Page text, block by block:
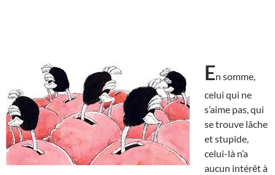
En somme,
celui qui ne
s’aime pas, qui
se trouve lâche
et stupide,
celui-là n’a
aucun intérêt à